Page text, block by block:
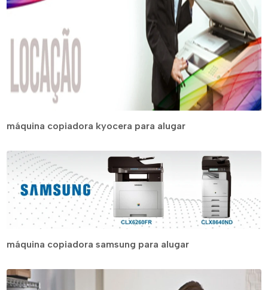
máquina copiadora kyocera para alugar
máquina copiadora samsung para alugar